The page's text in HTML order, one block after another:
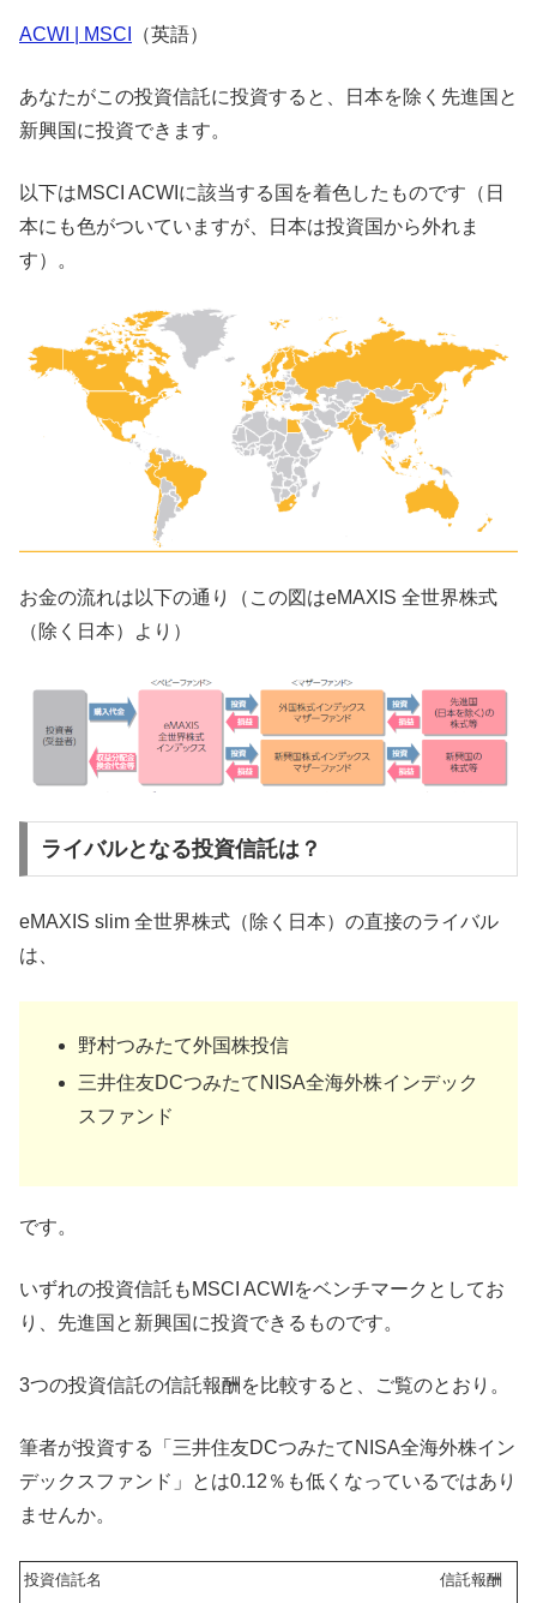
ACWI | MSCI （英語）
あなたがこの投資信託に投資すると、日本を除く先進国と
新興国に投資できます。
以下はMSCI ACWIに該当する国を着色したものです（日
本にも色がついていますが、日本は投資国から外れま
す）。
お金の流れは以下の通り（この図はeMAXIS 全世界株式
（除く日本）より）
ライバルとなる投資信託は？
eMAXIS slim 全世界株式（除く日本）の直接のライバル
は、
野村つみたて外国株投信
三井住友DCつみたてNISA全海外株インデック
スファンド
です。
いずれの投資信託もMSCI ACWIをベンチマークとしてお
り、先進国と新興国に投資できるものです。
3つの投資信託の信託報酬を比較すると、ご覧のとおり。
筆者が投資する「三井住友DCつみたてNISA全海外株イン
デックスファンド」とは0.12％も低くなっているではあり
ませんか。
投資信託名
信託報酬